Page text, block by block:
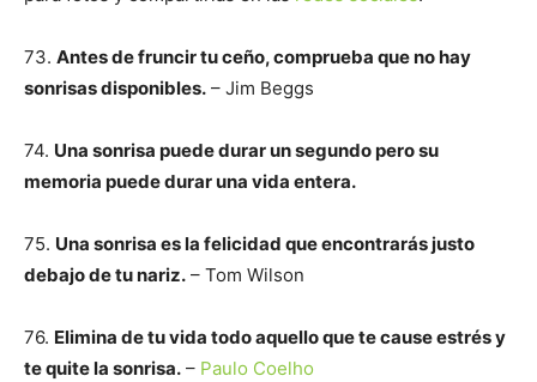
73. Antes de fruncir tu ceño, comprueba que no hay
sonrisas disponibles. – Jim Beggs
74. Una sonrisa puede durar un segundo pero su
memoria puede durar una vida entera.
75. Una sonrisa es la felicidad que encontrarás justo
debajo de tu nariz. – Tom Wilson
76. Elimina de tu vida todo aquello que te cause estrés y
te quite la sonrisa. – Paulo Coelho